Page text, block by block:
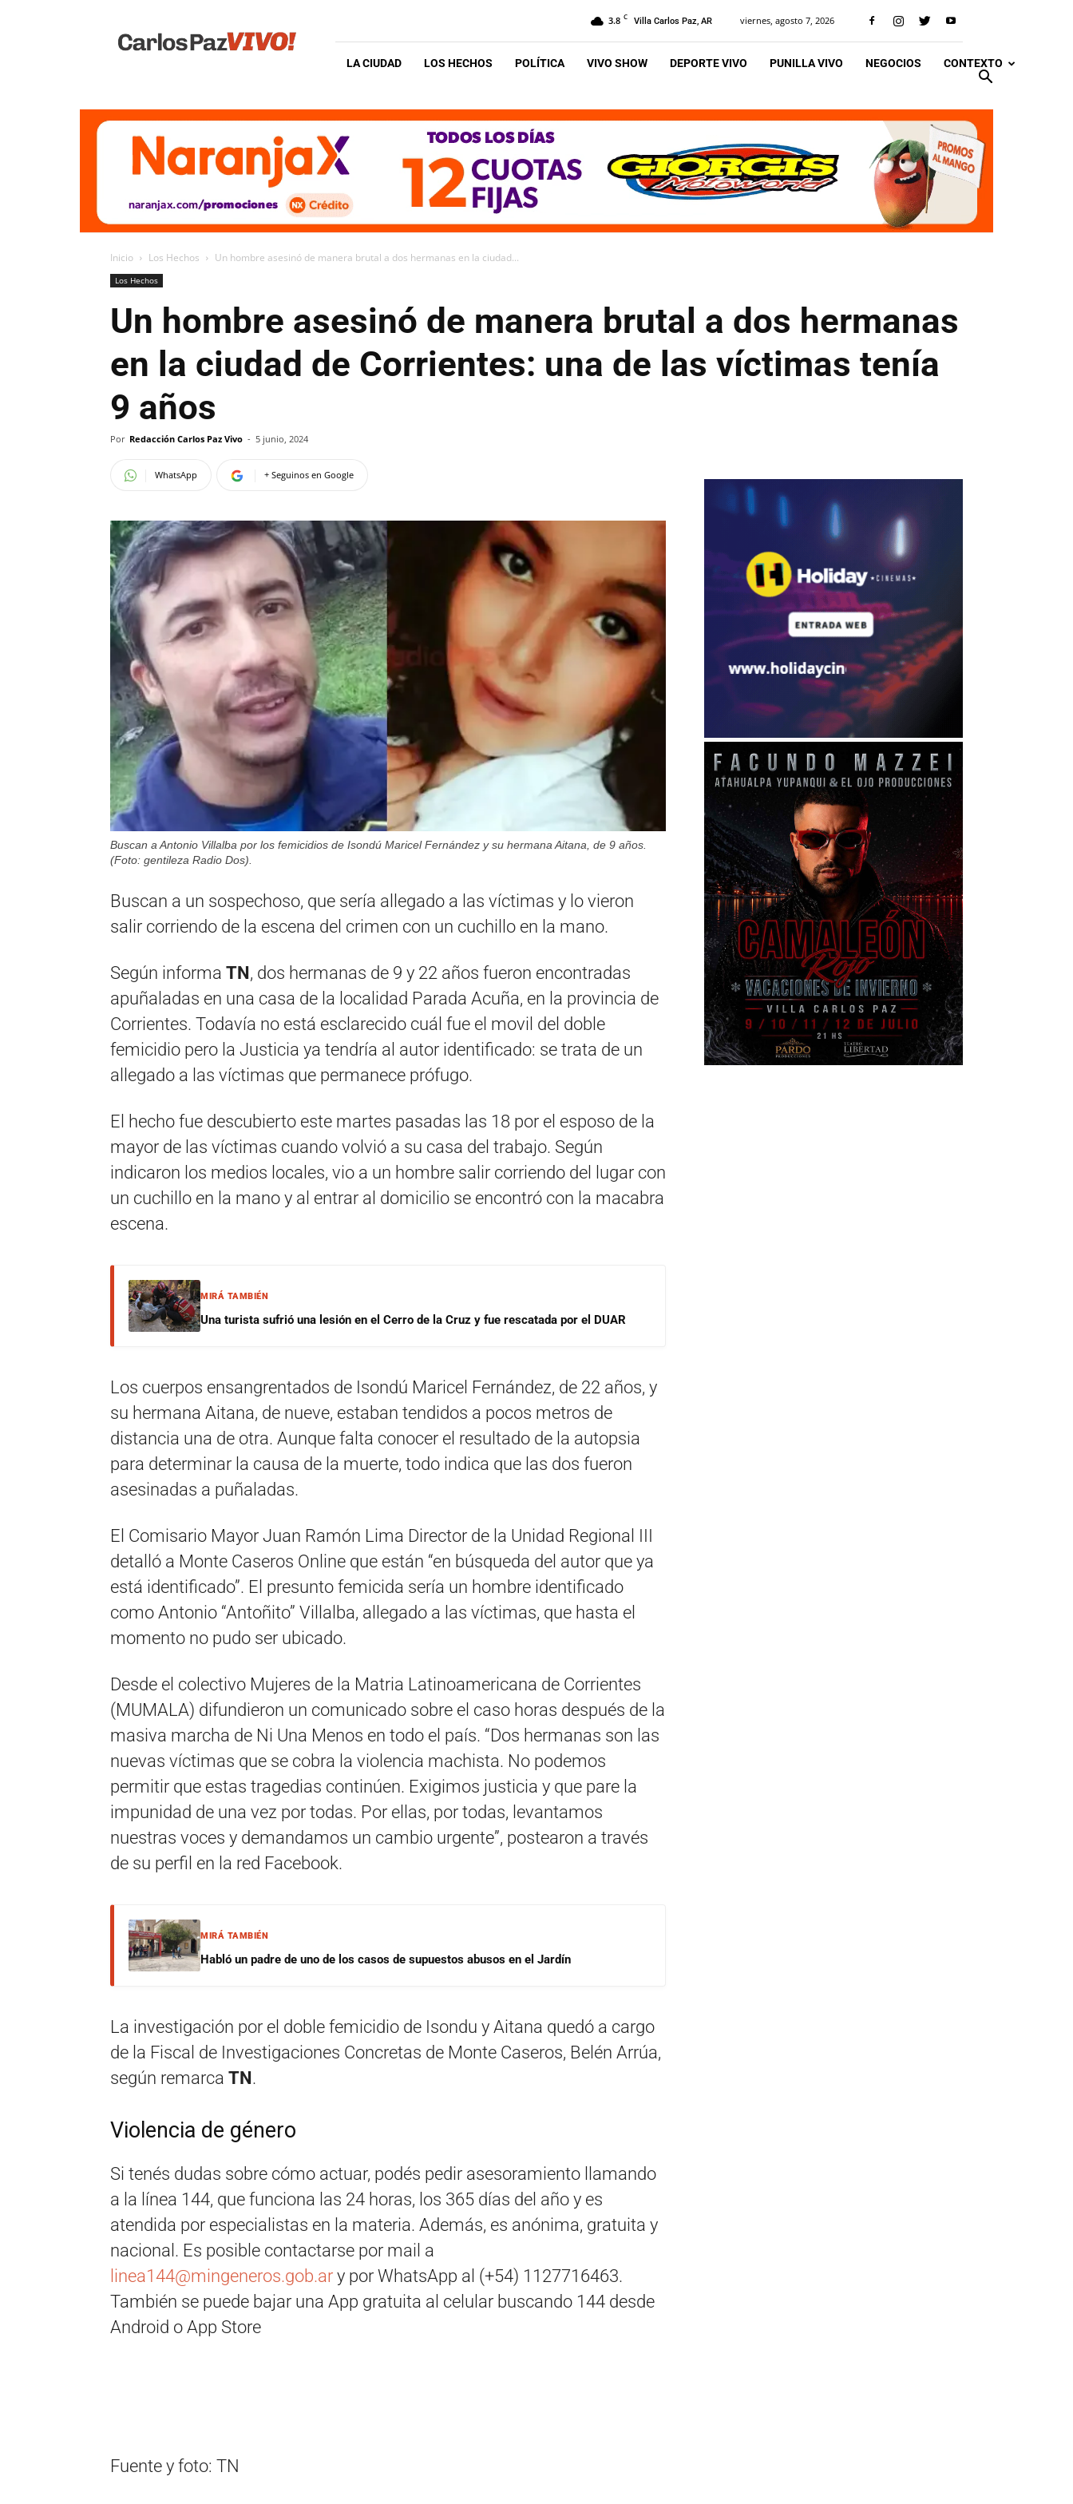
Vivo
3.8 C Villa Carlos Paz, AR viernes, agosto 7, 2026
LA CIUDAD LOS HECHOS POLÍTICA VIVO SHOW DEPORTE VIVO PUNILLA VIVO NEGOCIOS CONTEXTO
Inicio Los Hechos Un hombre asesinó de manera brutal a dos hermanas en la ciudad...
Los Hechos
Un hombre asesinó de manera brutal a dos hermanas
en la ciudad de Corrientes: una de las víctimas tenía
9 años
Por Redacción Carlos Paz Vivo - 5 junio, 2024
WhatsApp + Seguinos en Google
Buscan a Antonio Villalba por los femicidios de Isondú Maricel Fernández y su hermana Aitana, de 9 años.
(Foto: gentileza Radio Dos).
Buscan a un sospechoso, que sería allegado a las víctimas y lo vieron
salir corriendo de la escena del crimen con un cuchillo en la mano.
Según informa TN, dos hermanas de 9 y 22 años fueron encontradas
apuñaladas en una casa de la localidad Parada Acuña, en la provincia de
Corrientes. Todavía no está esclarecido cuál fue el movil del doble
femicidio pero la Justicia ya tendría al autor identificado: se trata de un
allegado a las víctimas que permanece prófugo.
El hecho fue descubierto este martes pasadas las 18 por el esposo de la
mayor de las víctimas cuando volvió a su casa del trabajo. Según
indicaron los medios locales, vio a un hombre salir corriendo del lugar con
un cuchillo en la mano y al entrar al domicilio se encontró con la macabra
escena.
MIRÁ TAMBIÉN
Una turista sufrió una lesión en el Cerro de la Cruz y fue rescatada por el DUAR
Los cuerpos ensangrentados de Isondú Maricel Fernández, de 22 años, y
su hermana Aitana, de nueve, estaban tendidos a pocos metros de
distancia una de otra. Aunque falta conocer el resultado de la autopsia
para determinar la causa de la muerte, todo indica que las dos fueron
asesinadas a puñaladas.
El Comisario Mayor Juan Ramón Lima Director de la Unidad Regional III
detalló a Monte Caseros Online que están “en búsqueda del autor que ya
está identificado”. El presunto femicida sería un hombre identificado
como Antonio “Antoñito” Villalba, allegado a las víctimas, que hasta el
momento no pudo ser ubicado.
Desde el colectivo Mujeres de la Matria Latinoamericana de Corrientes
(MUMALA) difundieron un comunicado sobre el caso horas después de la
masiva marcha de Ni Una Menos en todo el país. “Dos hermanas son las
nuevas víctimas que se cobra la violencia machista. No podemos
permitir que estas tragedias continúen. Exigimos justicia y que pare la
impunidad de una vez por todas. Por ellas, por todas, levantamos
nuestras voces y demandamos un cambio urgente”, postearon a través
de su perfil en la red Facebook.
MIRÁ TAMBIÉN
Habló un padre de uno de los casos de supuestos abusos en el Jardín
La investigación por el doble femicidio de Isondu y Aitana quedó a cargo
de la Fiscal de Investigaciones Concretas de Monte Caseros, Belén Arrúa,
según remarca TN.
Violencia de género
Si tenés dudas sobre cómo actuar, podés pedir asesoramiento llamando
a la línea 144, que funciona las 24 horas, los 365 días del año y es
atendida por especialistas en la materia. Además, es anónima, gratuita y
nacional. Es posible contactarse por mail a
linea144@mingeneros.gob.ar y por WhatsApp al (+54) 1127716463.
También se puede bajar una App gratuita al celular buscando 144 desde
Android o App Store
Fuente y foto: TN